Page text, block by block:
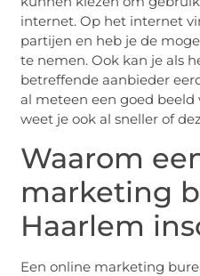
internet. Op het internet
partijen en heb je de
te nemen. Ook kan je als
betreffende aanbieder
al meteen een goed beeld
weet je ook al sneller of
Waarom
marketing
Haarlem
Een online marketing